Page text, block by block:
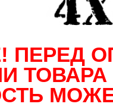
ПЕРЕД